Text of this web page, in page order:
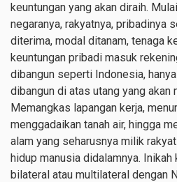
keuntungan yang akan diraih.
negaranya, rakyatnya, pribadinya
diterima, modal ditanam, tenaga
keuntungan pribadi masuk
dibangun seperti Indonesia,
dibangun di atas utang yang akan
Memangkas lapangan kerja,
menggadaikan tanah air, hingga
alam yang seharusnya milik
hidup manusia didalamnya.
bilateral atau multilateral dengan